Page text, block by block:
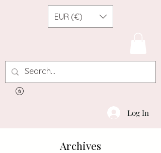
Log In
EUR (€)
Archives